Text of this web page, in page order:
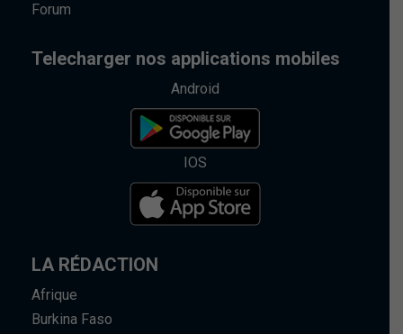
Forum
Telecharger nos applications mobiles
Android
IOS
LA RÉDACTION
Afrique
Burkina Faso